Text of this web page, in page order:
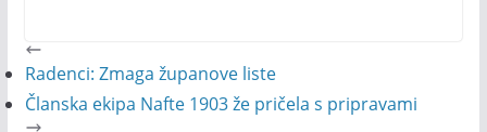
Radenci: Zmaga županove liste
Članska ekipa Nafte 1903 že pričela s pripravami